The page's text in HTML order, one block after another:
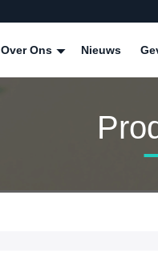
Over Ons Nieuws